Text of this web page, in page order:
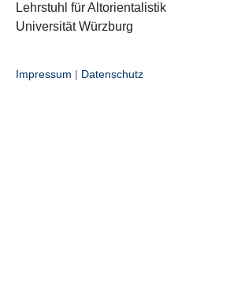
Lehrstuhl für Altorientalistik
Universität Würzburg
Impressum | Datenschutz